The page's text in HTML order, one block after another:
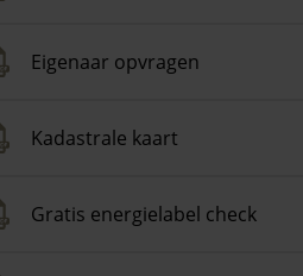
Eigenaar opvragen
Kadastrale kaart
Gratis energielabel check